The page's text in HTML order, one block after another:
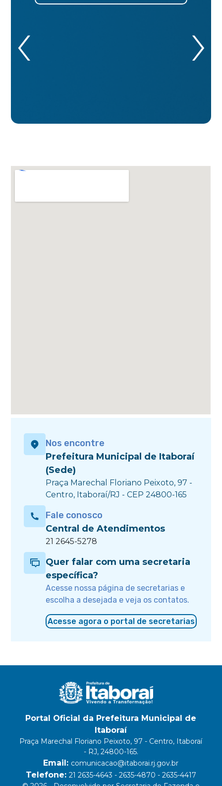
‹ ›
Nos encontre
Prefeitura Municipal de Itaboraí
(Sede)
Praça Marechal Floriano Peixoto, 97 -
Centro, Itaboraí/RJ - CEP 24800-165
Fale conosco
Central de Atendimentos
21 2645-5278
Quer falar com uma secretaria
específica?
Acesse nossa página de secretarias e
escolha a desejada e veja os contatos.
Acesse agora o portal de secretarias
Portal Oficial da Prefeitura Municipal de
Itaboraí
Praça Marechal Floriano Peixoto, 97 - Centro, Itaboraí
- RJ, 24800-165.
Email: comunicacao@itaborai.rj.gov.br
Telefone: 21 2635-4643 - 2635-4870 - 2635-4417